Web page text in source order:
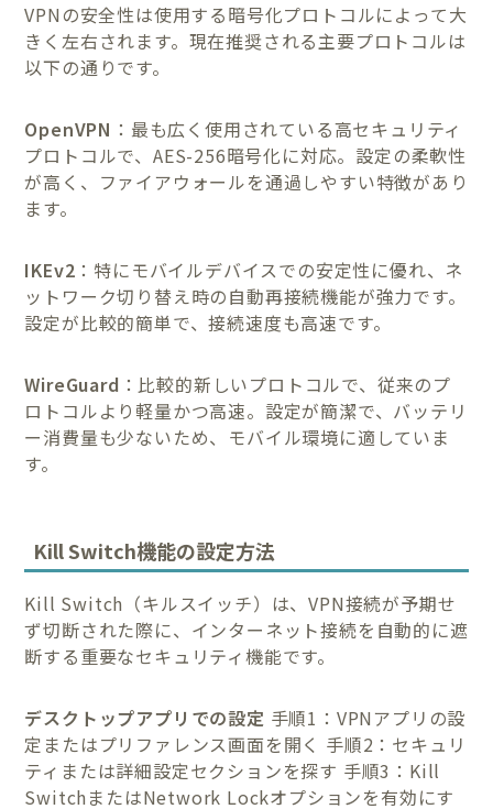
VPNの安全性は使用する暗号化プロトコルによって大
きく左右されます。現在推奨される主要プロトコルは
以下の通りです。
OpenVPN ：最も広く使用されている高セキュリティ
プロトコルで、AES-256暗号化に対応。設定の柔軟性
が高く、ファイアウォールを通過しやすい特徴があり
ます。
IKEv2 ：特にモバイルデバイスでの安定性に優れ、ネ
ットワーク切り替え時の自動再接続機能が強力です。
設定が比較的簡単で、接続速度も高速です。
WireGuard ：比較的新しいプロトコルで、従来のプ
ロトコルより軽量かつ高速。設定が簡潔で、バッテリ
ー消費量も少ないため、モバイル環境に適していま
す。
Kill Switch機能の設定方法
Kill Switch（キルスイッチ）は、VPN接続が予期せ
ず切断された際に、インターネット接続を自動的に遮
断する重要なセキュリティ機能です。
デスクトップアプリでの設定 手順1：VPNアプリの設
定またはプリファレンス画面を開く 手順2：セキュリ
ティまたは詳細設定セクションを探す 手順3：Kill
SwitchまたはNetwork Lockオプションを有効にす